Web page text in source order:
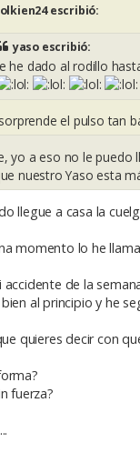
escribió:
yaso escribió:
he dado al rodillo
el pulso tan
yo a eso no le puedo
nuestro Yaso esta
llegue a casa la
momento lo he
accidente de la
al principio y he
quieres decir con
fuerza?